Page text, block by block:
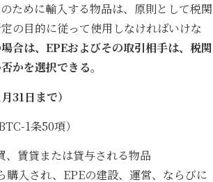
ために輸入する物品は、原則として税関
の目的に従って使用しなければいけな
合は、EPEおよびその取引相手は、税関
かを選択できる。
31日まで）
1条50項）
賃貸または貸与される物品
入され、EPEの建設、運営、ならびに